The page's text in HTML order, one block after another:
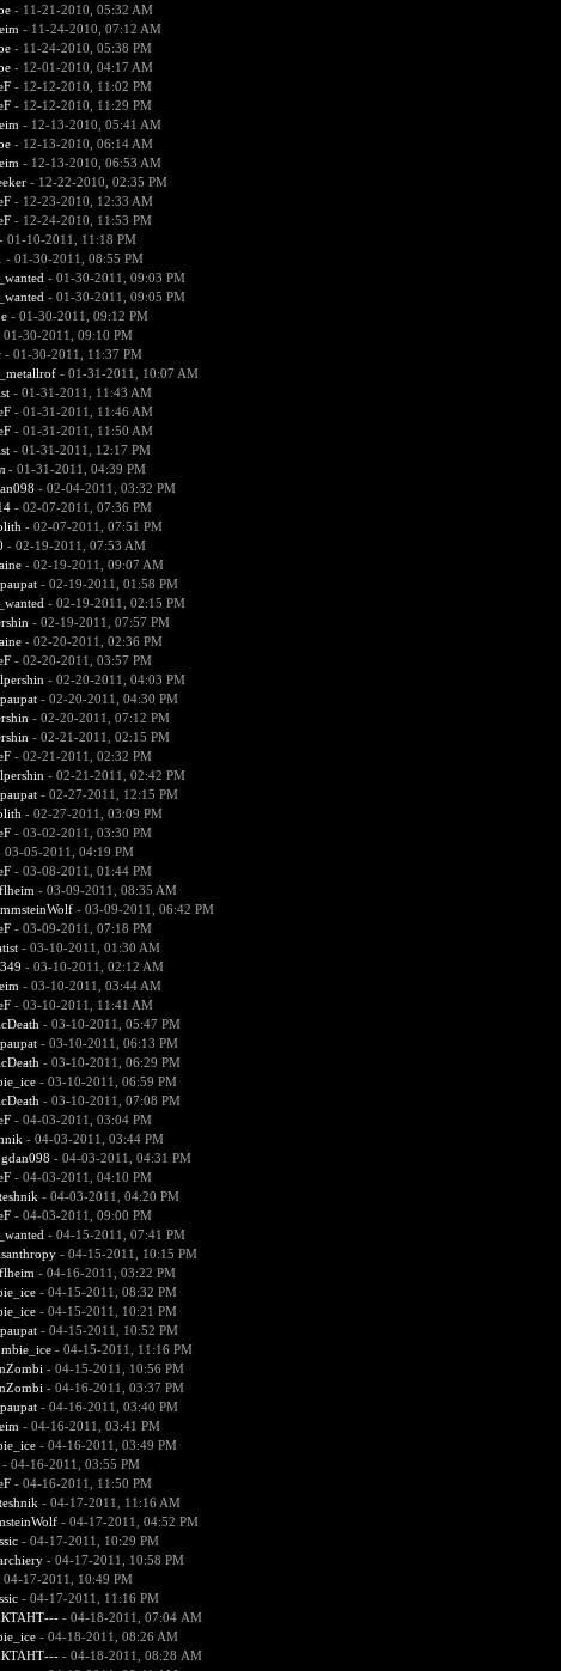
- 11-21-2010, 05:32 AM
- 11-24-2010, 07:12 AM
- 11-24-2010, 05:38 PM
- 12-01-2010, 04:17 AM
- 12-12-2010, 11:02 PM
- 12-12-2010, 11:29 PM
- 12-13-2010, 05:41 AM
- 12-13-2010, 06:14 AM
- 12-13-2010, 06:53 AM
- 12-22-2010, 02:35 PM
- 12-23-2010, 12:33 AM
- 12-24-2010, 11:53 PM
01-10-2011, 11:18 PM
- 01-30-2011, 08:55 PM
- 01-30-2011, 09:03 PM
- 01-30-2011, 09:05 PM
- 01-30-2011, 09:12 PM
30-2011, 09:10 PM
- 01-30-2011, 11:37 PM
- 01-31-2011, 10:07 AM
- 01-31-2011, 11:43 AM
- 01-31-2011, 11:46 AM
- 01-31-2011, 11:50 AM
- 01-31-2011, 12:17 PM
- 01-31-2011, 04:39 PM
- 02-04-2011, 03:32 PM
- 02-07-2011, 07:36 PM
- 02-07-2011, 07:51 PM
- 02-19-2011, 07:53 AM
- 02-19-2011, 09:07 AM
- 02-19-2011, 01:58 PM
- 02-19-2011, 02:15 PM
- 02-19-2011, 07:57 PM
- 02-20-2011, 02:36 PM
- 02-20-2011, 03:57 PM
- 02-20-2011, 04:03 PM
- 02-20-2011, 04:30 PM
- 02-20-2011, 07:12 PM
- 02-21-2011, 02:15 PM
- 02-21-2011, 02:32 PM
- 02-21-2011, 02:42 PM
- 02-27-2011, 12:15 PM
- 02-27-2011, 03:09 PM
- 03-02-2011, 03:30 PM
05-2011, 04:19 PM
- 03-08-2011, 01:44 PM
- 03-09-2011, 08:35 AM
- 03-09-2011, 06:42 PM
- 03-09-2011, 07:18 PM
- 03-10-2011, 01:30 AM
- 03-10-2011, 02:12 AM
- 03-10-2011, 03:44 AM
- 03-10-2011, 11:41 AM
- 03-10-2011, 05:47 PM
- 03-10-2011, 06:13 PM
- 03-10-2011, 06:29 PM
- 03-10-2011, 06:59 PM
- 03-10-2011, 07:08 PM
- 04-03-2011, 03:04 PM
- 04-03-2011, 03:44 PM
- 04-03-2011, 04:31 PM
- 04-03-2011, 04:10 PM
- 04-03-2011, 04:20 PM
- 04-03-2011, 09:00 PM
- 04-15-2011, 07:41 PM
- 04-15-2011, 10:15 PM
- 04-16-2011, 03:22 PM
- 04-15-2011, 08:32 PM
- 04-15-2011, 10:21 PM
- 04-15-2011, 10:52 PM
- 04-15-2011, 11:16 PM
- 04-15-2011, 10:56 PM
- 04-16-2011, 03:37 PM
- 04-16-2011, 03:40 PM
- 04-16-2011, 03:41 PM
- 04-16-2011, 03:49 PM
- 04-16-2011, 03:55 PM
- 04-16-2011, 11:50 PM
- 04-17-2011, 11:16 AM
- 04-17-2011, 04:52 PM
- 04-17-2011, 10:29 PM
- 04-17-2011, 10:58 PM
17-2011, 10:49 PM
- 04-17-2011, 11:16 PM
- 04-18-2011, 07:04 AM
- 04-18-2011, 08:26 AM
- 04-18-2011, 08:28 AM